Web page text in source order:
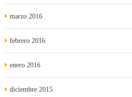
marzo 2016
febrero 2016
enero 2016
diciembre 2015